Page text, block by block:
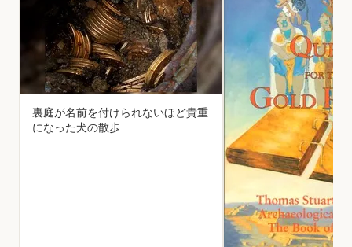
裏庭が名前を付けられないほど貴重
になった犬の散歩